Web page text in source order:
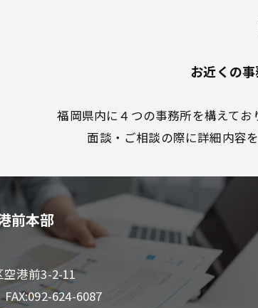
お近くの
福岡県内に４つの事務所を構えてお
面談・ご相談の際に詳細内容
前本部
港前3-2-11
624-6087